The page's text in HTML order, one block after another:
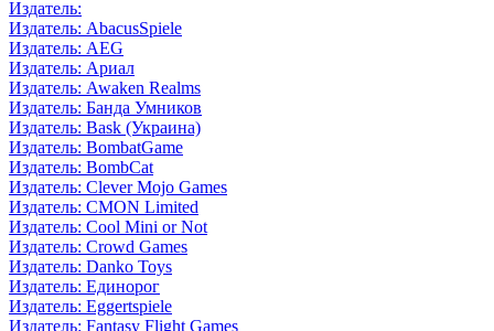
Издатель:
Издатель: AbacusSpiele
Издатель: AEG
Издатель: Ариал
Издатель: Awaken Realms
Издатель: Банда Умников
Издатель: Bask (Украина)
Издатель: BombatGame
Издатель: BombCat
Издатель: Clever Mojo Games
Издатель: CMON Limited
Издатель: Cool Mini or Not
Издатель: Crowd Games
Издатель: Danko Toys
Издатель: Единорог
Издатель: Eggertspiele
Издатель: Fantasy Flight Games